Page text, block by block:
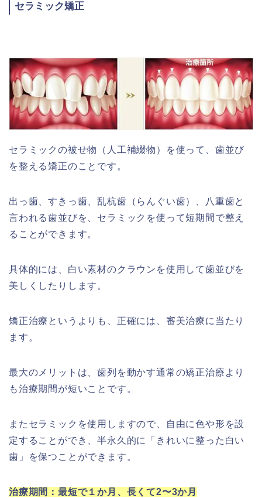
セラミック矯正
セラミックの被せ物（人工補綴物）を使って、歯並び
を整える矯正のことです。
出っ歯、すきっ歯、乱杭歯（らんぐい歯）、八重歯と
言われる歯並びを、セラミックを使って短期間で整え
ることができます。
具体的には、白い素材のクラウンを使用して歯並びを
美しくしたりします。
矯正治療というよりも、正確には、審美治療に当たり
ます。
最大のメリットは、歯列を動かす通常の矯正治療より
も治療期間が短いことです。
またセラミックを使用しますので、自由に色や形を設
定することができ、半永久的に「きれいに整った白い
歯」を保つことができます。
治療期間：最短で１か月、長くて2〜3か月